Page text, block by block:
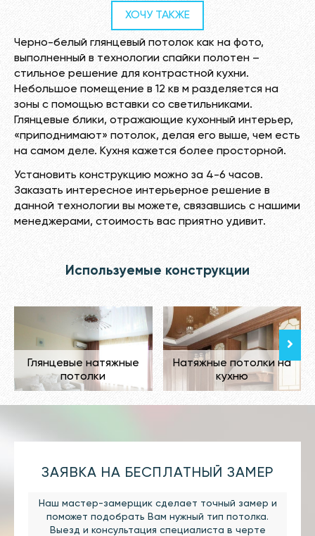
ХОЧУ ТАКЖЕ
Черно-белый глянцевый потолок как на фото,
выполненный в технологии спайки полотен –
стильное решение для контрастной кухни.
Небольшое помещение в 12 кв м разделяется на
зоны с помощью вставки со светильниками.
Глянцевые блики, отражающие кухонный интерьер,
«приподнимают» потолок, делая его выше, чем есть
на самом деле. Кухня кажется более просторной.
Установить конструкцию можно за 4-6 часов.
Заказать интересное интерьерное решение в
данной технологии вы можете, связавшись с нашими
менеджерами, стоимость вас приятно удивит.
Используемые конструкции
Глянцевые натяжные
потолки
Натяжные потолки на
кухню
ЗАЯВКА НА БЕСПЛАТНЫЙ ЗАМЕР
Наш мастер-замерщик сделает точный замер и
поможет подобрать Вам нужный тип потолка.
Выезд и консультация специалиста в черте